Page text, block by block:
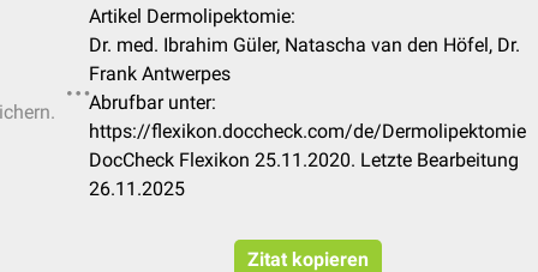
Artikel Dermolipektomie:
Dr. med. Ibrahim Güler, Natascha van den Höfel, Dr.
Frank Antwerpes
Abrufbar unter:
https://flexikon.doccheck.com/de/Dermolipektomie
DocCheck Flexikon 25.11.2020. Letzte Bearbeitung
26.11.2025
Zitat kopieren